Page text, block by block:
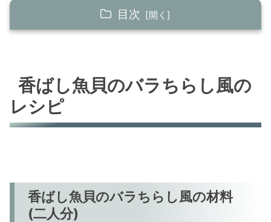
目次
香ばし魚貝のバラちらし風の作り方
まとめ
香ばし魚貝のバラちらし風の
レシピ
香ばし魚貝のバラちらし風の材料
(二人分)